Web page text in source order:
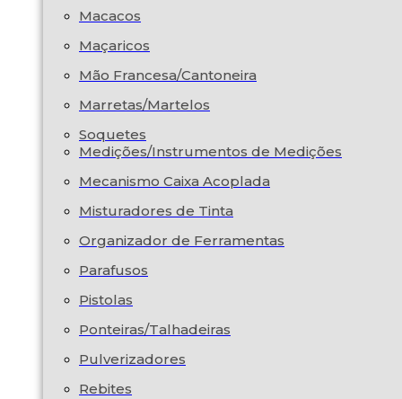
Macacos
Maçaricos
Mão Francesa/Cantoneira
Marretas/Martelos
Soquetes
Medições/Instrumentos de Medições
Mecanismo Caixa Acoplada
Misturadores de Tinta
Organizador de Ferramentas
Parafusos
Pistolas
Ponteiras/Talhadeiras
Pulverizadores
Rebites